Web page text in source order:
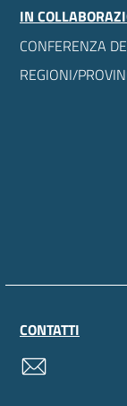
IN
CONFERENZA
REGIONI/
CONTATTI